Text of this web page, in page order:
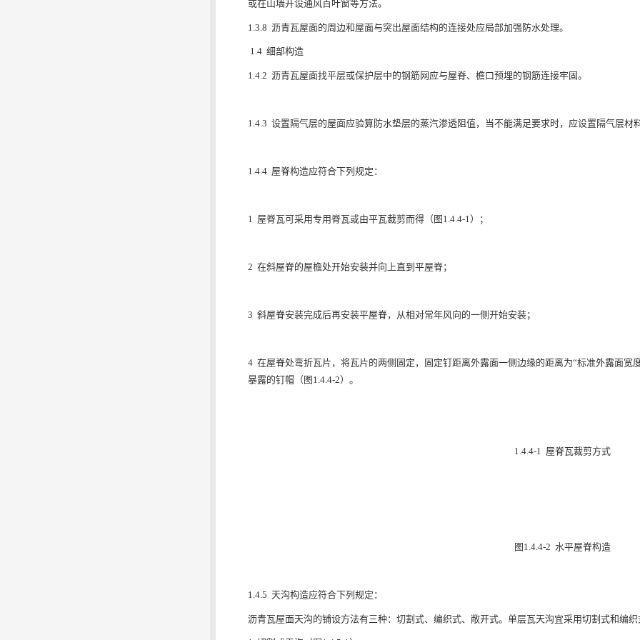
或在山墙开设通风百叶窗等方法。
1.3.8 沥青瓦屋面的周边和屋面与突出屋面结构的连接处应局部加强防水处理。
1.4 细部构造
1.4.2 沥青瓦屋面找平层或保护层中的钢筋网应与屋脊、檐口预埋的钢筋连接牢固。
1.4.3 设置隔气层的屋面应验算防水垫层的蒸汽渗透阻值，当不能满足要求时，应设置隔气层材
1.4.4 屋脊构造应符合下列规定：
1 屋脊瓦可采用专用脊瓦或由平瓦裁剪而得（图1.4.4-1）；
2 在斜屋脊的屋檐处开始安装并向上直到平屋脊；
3 斜屋脊安装完成后再安装平屋脊，从相对常年风向的一侧开始安装；
4 在屋脊处弯折瓦片，将瓦片的两侧固定，固定钉距离外露面一侧边缘的距离为“标准外露面宽
暴露的钉帽（图1.4.4-2）。
1.4.4-1 屋脊瓦裁剪方式
图1.4.4-2 水平屋脊构造
1.4.5 天沟构造应符合下列规定：
沥青瓦屋面天沟的铺设方法有三种：切割式、编织式、敞开式。单层瓦天沟宜采用切割式和编